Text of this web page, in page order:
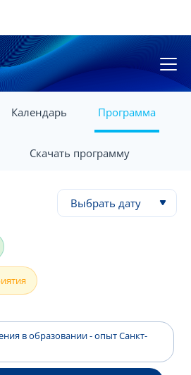
Календарь Программа
Скачать программу
Выбрать дату
в образовании - опыт Санкт-